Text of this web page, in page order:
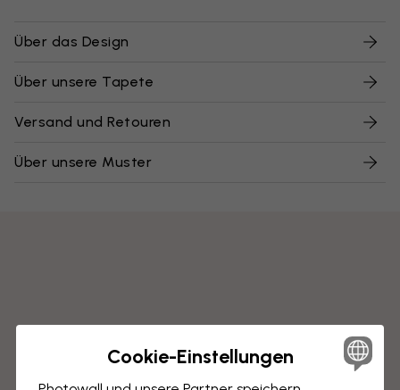
Über das Design
Über unsere Tapete
Versand und Retouren
Über unsere Muster
Cookie-Einstellungen